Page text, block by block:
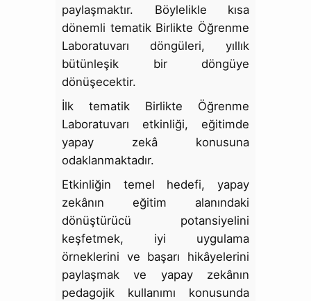
paylaşmaktır. Böylelikle kısa
dönemli tematik Birlikte Öğrenme
Laboratuvarı döngüleri, yıllık
bütünleşik bir döngüye
dönüşecektir.
İlk tematik Birlikte Öğrenme
Laboratuvarı etkinliği, eğitimde
yapay zekâ konusuna
odaklanmaktadır.
Etkinliğin temel hedefi, yapay
zekânın eğitim alanındaki
dönüştürücü potansiyelini
keşfetmek, iyi uygulama
örneklerini ve başarı hikâyelerini
paylaşmak ve yapay zekânın
pedagojik kullanımı konusunda